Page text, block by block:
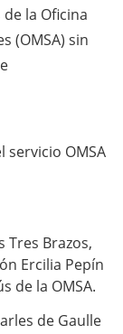
la Oficina
(OMSA) sin
servicio OMSA
Tres Brazos,
Ercilia Pepín
de la OMSA.
de Gaulle